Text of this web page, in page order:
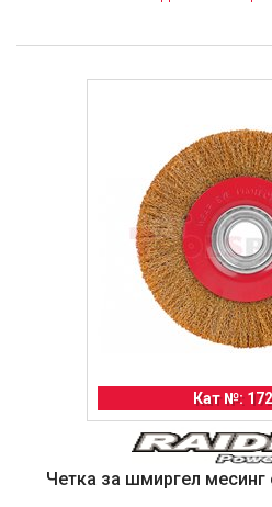
Кат №:
Четка за шмиргел месинг